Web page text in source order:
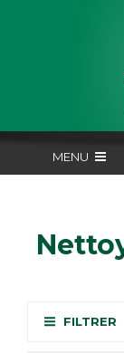
MENU
FILTRER